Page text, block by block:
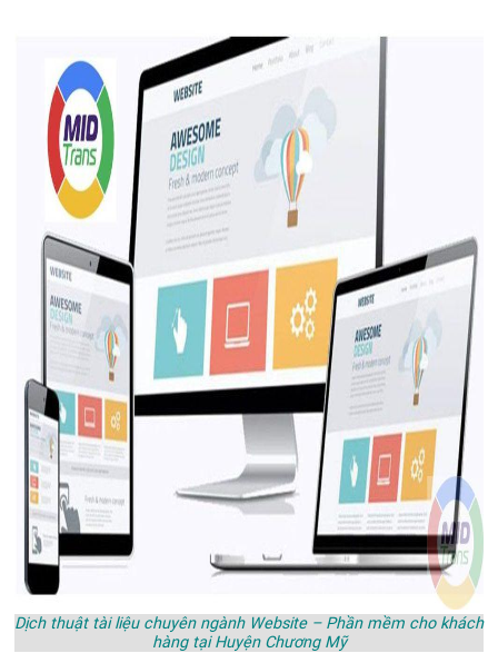
Dịch thuật tài liệu chuyên ngành Website – Phần mềm cho khách
hàng tại Huyện Chương Mỹ